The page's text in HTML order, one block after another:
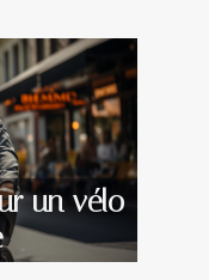
un vélo